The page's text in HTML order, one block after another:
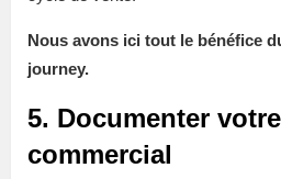
Nous avons ici tout le bénéfice
journey.
5. Documenter
commercial